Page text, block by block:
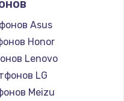
пленкой
Asus
Honor
Lenovo
LG
Meizu